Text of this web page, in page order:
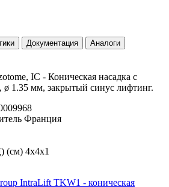
Документация
Аналоги
IC - Коническая насадка с
1.35 мм, закрытый синус лифтинг.
Франция
(см) 4х4х1
IntraLift TKW1 - коническая